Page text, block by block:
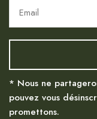
* Nous ne
pouvez vous
promettons.